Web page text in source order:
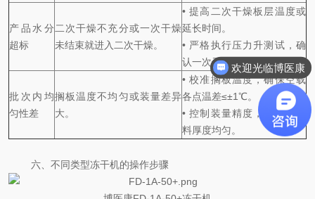
产品水分
超标
二次干燥不充分或一次干燥
未结束就进入二次干燥。
• 提高二次干燥板层温度或
延长时间。
• 严格执行压力升测试，确
认一次干燥终点。
批次内均
匀性差
搁板温度不均匀或装量差异
大。
• 校准搁板温度，确保空载
各点温差≤±1℃。
• 控制装量精度，托盘内铺
料厚度均匀。
六、不同类型冻干机的操作步骤
欢迎光临博医康
需要咨询什么